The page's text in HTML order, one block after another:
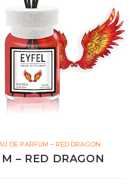
DE PARFUM – RED DRAGON
– RED DRAGON